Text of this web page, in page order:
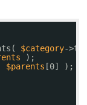
$category-
);
$parents [0] );